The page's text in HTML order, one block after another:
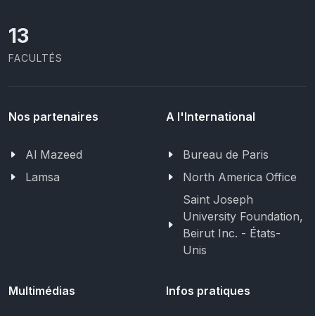
13
FACULTÉS
Nos partenaires
Al Mazeed
Lamsa
A l'International
Bureau de Paris
North America Office
Saint Joseph
University Foundation,
Beirut Inc. - États-
Unis
Multimédias Infos pratiques